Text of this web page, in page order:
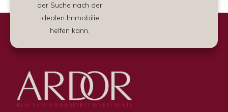
der Suche nach der
idealen Immobilie
helfen kann.